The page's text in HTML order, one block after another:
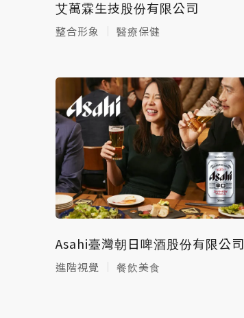
艾萬霖生技股份有限公司
整合形象 醫療保健
Asahi臺灣朝日啤酒股份有限公司
進階視覺 餐飲美食